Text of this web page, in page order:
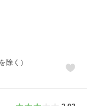
除く）